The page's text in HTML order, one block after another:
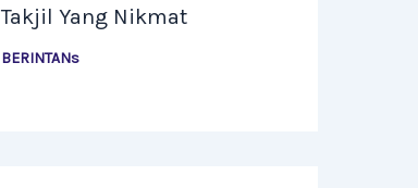
Takjil Yang Nikmat
BERINTANs